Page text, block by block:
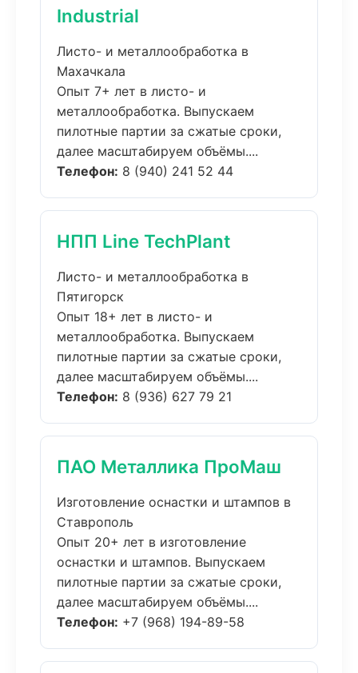
Industrial
Листо- и металлообработка в
Махачкала
Опыт 7+ лет в листо- и
металлообработка. Выпускаем
пилотные партии за сжатые сроки,
далее масштабируем объёмы....
Телефон: 8 (940) 241 52 44
НПП Line TechPlant
Листо- и металлообработка в
Пятигорск
Опыт 18+ лет в листо- и
металлообработка. Выпускаем
пилотные партии за сжатые сроки,
далее масштабируем объёмы....
Телефон: 8 (936) 627 79 21
ПАО Металлика ПроМаш
Изготовление оснастки и штампов в
Ставрополь
Опыт 20+ лет в изготовление
оснастки и штампов. Выпускаем
пилотные партии за сжатые сроки,
далее масштабируем объёмы....
Телефон: +7 (968) 194-89-58